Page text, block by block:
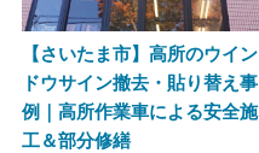
【さいたま市】高所のウイン
ドウサイン撤去・貼り替え事
例｜高所作業車による安全施
工＆部分修繕